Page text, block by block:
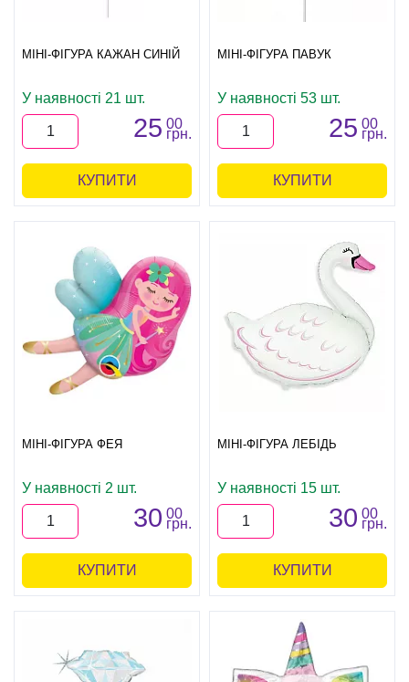
МІНІ-ФІГУРА КАЖАН СИНІЙ
У наявності 21 шт.
25 00
грн.
КУПИТИ
МІНІ-ФІГУРА ПАВУК
У наявності 53 шт.
25 00
грн.
КУПИТИ
МІНІ-ФІГУРА ФЕЯ
У наявності 2 шт.
30 00
грн.
КУПИТИ
МІНІ-ФІГУРА ЛЕБІДЬ
У наявності 15 шт.
30 00
грн.
КУПИТИ